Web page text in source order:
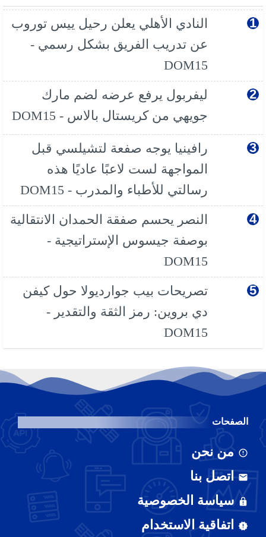
النادي الأهلي يعلن رحيل ييس توروب
عن تدريب الفريق بشكل رسمي -
DOM15
ليفربول يرفع عرضه لضم مارك
جويهي من كريستال بالاس - DOM15
رافينيا يوجه صفعة لتشيلسي قبل
المواجهة لست لاعبًا عاديًا هذه
رسالتي للأطباء والمدرب - DOM15
النصر يحسم صفقة الحمدان الانتقالية
بوصفة جيسوس الإستراتيجية -
DOM15
تصريحات بيب جوارديولا حول كيفن
دي بروين: رمز الثقة والتقدير -
DOM15
الصفحات
من نحن
اتصل بنا
سياسة الخصوصية
اتفاقية الاستخدام